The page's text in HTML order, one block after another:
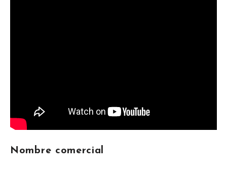
Nombre comercial